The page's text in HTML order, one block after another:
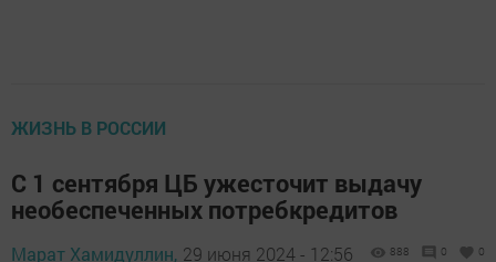
ЖИЗНЬ В РОССИИ
С 1 сентября ЦБ ужесточит выдачу
необеспеченных потребкредитов
Марат Хамидуллин, 29 июня 2024 - 12:56 888 0 0